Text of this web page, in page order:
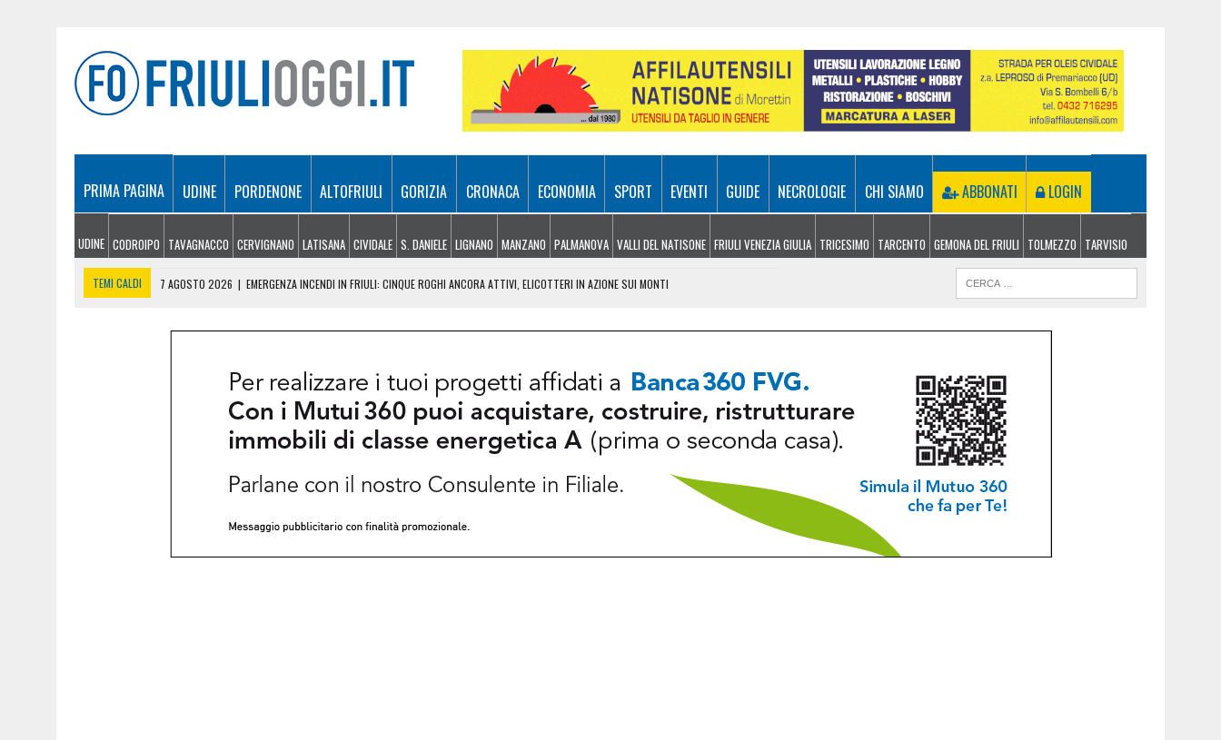
PRIMA PAGINA UDINE PORDENONE ALTOFRIULI GORIZIA CRONACA ECONOMIA SPORT EVENTI GUIDE NECROLOGIE CHI SIAMO ABBONATI LOGIN
UDINE CODROIPO TAVAGNACCO CERVIGNANO LATISANA CIVIDALE S. DANIELE LIGNANO MANZANO PALMANOVA VALLI DEL NATISONE FRIULI VENEZIA GIULIA TRICESIMO TARCENTO GEMONA DEL FRIULI TOLMEZZO TARVISIO
TEMI CALDI 7 AGOSTO 2026 | EMERGENZA INCENDI IN FRIULI: CINQUE ROGHI ANCORA ATTIVI, ELICOTTERI IN AZIONE SUI MONTI
ESTATE E CANI, SCATTANO I CONTROLLI IN FVG: NEL MIRINO ABBANDONI E REGOLE NON RISPETTATE
IL BANCHETTO DELLA LIMONATA PER COMPRARSI IL CIAO, PARLA LA POLIZIA LOCALE: “ECCO COSA È SUCCESSO”